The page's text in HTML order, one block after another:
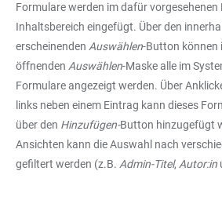
Formulare werden im dafür vorgesehenen
Inhaltsbereich eingefügt. Über den
erscheinenden Auswählen-Button können
öffnenden Auswählen-Maske alle im
Formulare angezeigt werden. Über
links neben einem Eintrag kann dieses
über den Hinzufügen-Button hinzugefügt
Ansichten kann die Auswahl nach
gefiltert werden (z.B. Admin-Titel, Autor:in